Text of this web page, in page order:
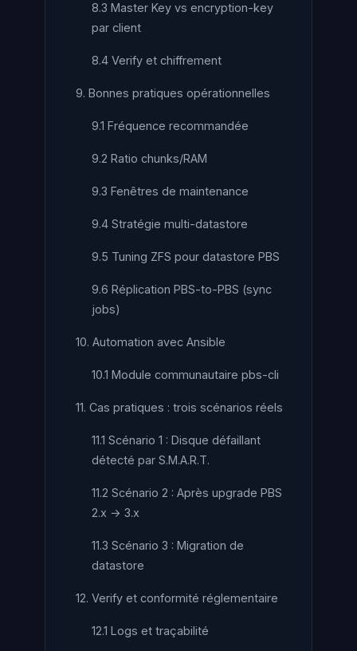
8.3 Master Key vs encryption-key
par client
8.4 Verify et chiffrement
9. Bonnes pratiques opérationnelles
9.1 Fréquence recommandée
9.2 Ratio chunks/RAM
9.3 Fenêtres de maintenance
9.4 Stratégie multi-datastore
9.5 Tuning ZFS pour datastore PBS
9.6 Réplication PBS-to-PBS (sync
jobs)
10. Automation avec Ansible
10.1 Module communautaire pbs-cli
11. Cas pratiques : trois scénarios réels
11.1 Scénario 1 : Disque défaillant
détecté par S.M.A.R.T.
11.2 Scénario 2 : Après upgrade PBS
2.x → 3.x
11.3 Scénario 3 : Migration de
datastore
12. Verify et conformité réglementaire
12.1 Logs et traçabilité